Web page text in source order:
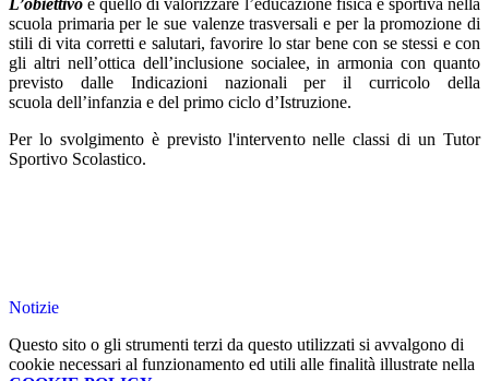
L’obiettivo è quello di valorizzare l’educazione fisica e sportiva nella
scuola primaria per le sue valenze trasversali e per la promozione di
stili di vita corretti e salutari, favorire lo star bene con se stessi e con
gli altri nell’ottica dell’inclusione socialee, in armonia con quanto
previsto dalle Indicazioni nazionali per il curricolo della
scuola dell’infanzia e del primo ciclo d’Istruzione.
Per lo svolgimento è previsto l'intervento nelle classi di un Tutor
Sportivo Scolastico.
Notizie
Questo sito o gli strumenti terzi da questo utilizzati si avvalgono di
cookie necessari al funzionamento ed utili alle finalità illustrate nella